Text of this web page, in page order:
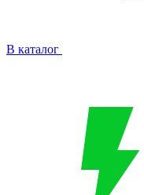
В каталог